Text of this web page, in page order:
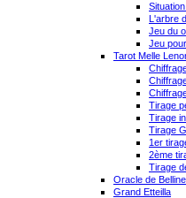
L'arbre
Jeu du
Jeu
Tarot Melle
Tirage
Tirage
Tirage
1er
2ème
Tirage
Oracle de Belline
Grand Etteilla